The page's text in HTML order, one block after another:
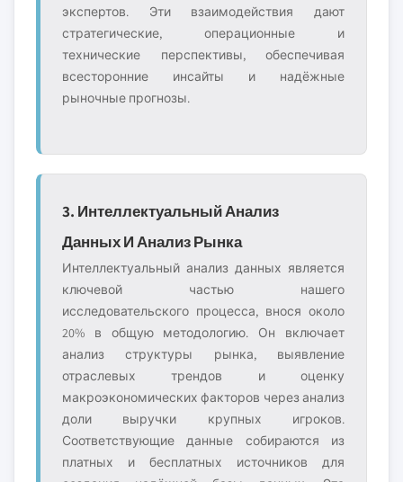
экспертов. Эти взаимодействия дают
стратегические, операционные и
технические перспективы, обеспечивая
всесторонние инсайты и надёжные
рыночные прогнозы.
3. Интеллектуальный Анализ
Данных И Анализ Рынка
Интеллектуальный анализ данных является
ключевой частью нашего
исследовательского процесса, внося около
20% в общую методологию. Он включает
анализ структуры рынка, выявление
отраслевых трендов и оценку
макроэкономических факторов через анализ
доли выручки крупных игроков.
Соответствующие данные собираются из
платных и бесплатных источников для